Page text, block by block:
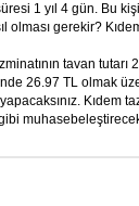
1 yıl 4 gün. Bu
gerekir?
tavan tutarı
26.97 TL olmak
Kıdem